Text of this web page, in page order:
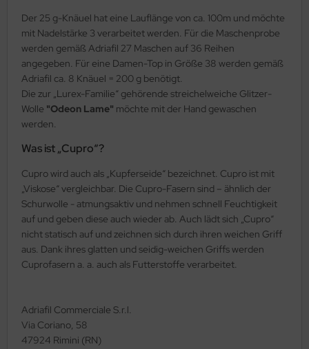
Der 25 g-Knäuel hat eine Lauflänge von ca. 100m und möchte
mit Nadelstärke 3 verarbeitet werden. Für die Maschenprobe
werden gemäß Adriafil 27 Maschen auf 36 Reihen
angegeben. Für eine Damen-Top in Größe 38 werden gemäß
Adriafil ca. 8 Knäuel = 200 g benötigt.
Die zur „Lurex-Familie“ gehörende streichelweiche Glitzer-
Wolle "Odeon Lame" möchte mit der Hand gewaschen
werden.
Was ist „Cupro“?
Cupro wird auch als „Kupferseide“ bezeichnet. Cupro ist mit
„Viskose“ vergleichbar. Die Cupro-Fasern sind – ähnlich der
Schurwolle - atmungsaktiv und nehmen schnell Feuchtigkeit
auf und geben diese auch wieder ab. Auch lädt sich „Cupro“
nicht statisch auf und zeichnen sich durch ihren weichen Griff
aus. Dank ihres glatten und seidig-weichen Griffs werden
Cuprofasern a. a. auch als Futterstoffe verarbeitet.
Adriafil Commerciale S.r.l.
Via Coriano, 58
47924 Rimini (RN)